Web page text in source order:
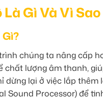
Là Gì Và Vì
chúng ta nâng cấp
chất lượng âm thanh,
dừng lại ở việc lắp
Sound Processor) để